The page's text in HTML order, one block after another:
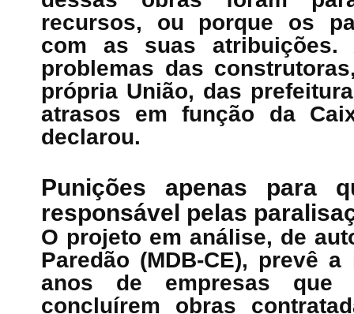
recursos, ou porque os
com as suas
problemas das
própria União, das
atrasos em função da
declarou.
Punições apenas para
responsável pelas
O projeto em análise, de
Paredão (MDB-CE), prevê
anos de empresas que
concluírem obras